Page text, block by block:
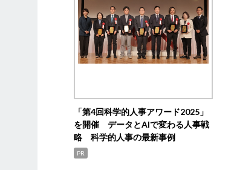
「第4回科学的人事アワード2025」
を開催 データとAIで変わる人事戦
略 科学的人事の最新事例
PR